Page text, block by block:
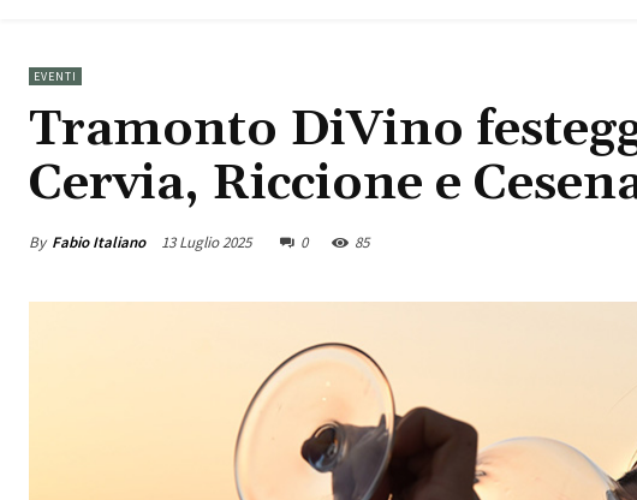
EVENTI
Tramonto DiVino
Cervia, Riccione e
By Fabio Italiano 13 Luglio 2025 0 85